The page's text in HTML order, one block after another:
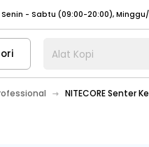
Senin - Jumat (07:00 - 20:00),
- Jumat (08:00 - 20:00), Sabtu -
- Jumat (08:00 - 20:00), Sabtu -
Senin - Sabtu (09:00-20:00),
Alat Kopi
NITECORE Senter